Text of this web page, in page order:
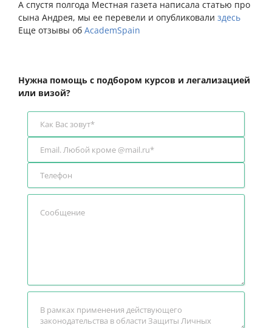
А спустя полгода Местная газета написала статью про
сына Андрея, мы ее перевели и опубликовали здесь
Еще отзывы об AcademSpain
Нужна помощь с подбором курсов и легализацией
или визой?